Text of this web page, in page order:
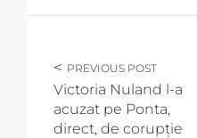
PREVIOUS POST
Victoria Nuland l-a
acuzat pe Ponta,
direct, de corupție